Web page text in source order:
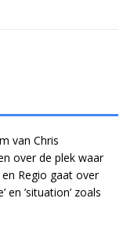
van Chris
over de plek waar
Regio gaat over
’situation’ zoals